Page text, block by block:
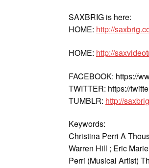
SAXBRIG is here:
HOME: http://
HOME: http://
FACEBOOK: https://
TWITTER: https://
TUMBLR: http://
Keywords:
Christina Perri A
Warren Hill ; Eric
Perri (Musical Artist)